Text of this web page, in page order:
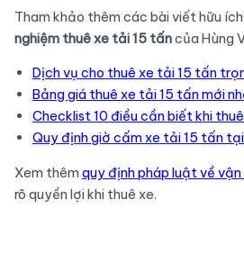
Tham khảo thêm các bài viết hữu
nghiệm thuê xe tải 15 tấncủa Hùng
Dịch vụ cho thuê xe tải 15 tấn
Bảng giá thuê xe tải 15 tấn mới
Checklist 10 điều cần biết khi
Quy định giờ cấm xe tải 15 tấn
Xem thêm quy định pháp luật về
rõ quyền lợi khi thuê xe.